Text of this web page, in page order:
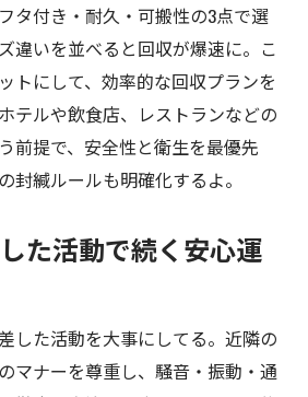
タ付き・耐久・可搬性の3点で選
違いを並べると回収が爆速に。こ
トにして、効率的な回収プランを
テルや飲食店、レストランなどの
前提で、安全性と衛生を最優先
封緘ルールも明確化するよ。
た活動で続く安心運
した活動を大事にしてる。近隣の
マナーを尊重し、騒音・振動・通